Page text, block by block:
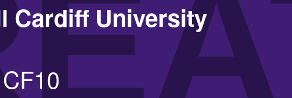
Cardiff University